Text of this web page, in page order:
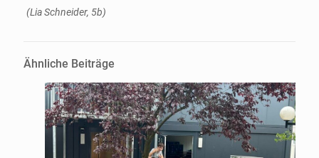
(Lia Schneider, 5b)
Ähnliche Beiträge